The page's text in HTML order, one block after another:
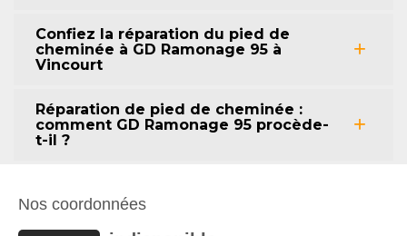
Confiez la réparation du pied de
cheminée à GD Ramonage 95 à
Vincourt
Réparation de pied de cheminée :
comment GD Ramonage 95 procède-
t-il ?
Nos coordonnées